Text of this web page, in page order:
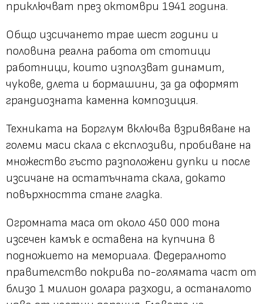
приключват през октомври 1941 година.
Общо изсичането трае шест години и
половина реална работа от стотици
работници, които използват динамит,
чукове, длета и бормашини, за да оформят
грандиозната каменна композиция.
Техниката на Борглум включва взривяване на
големи маси скала с експлозиви, пробиване на
множество гъсто разположени дупки и после
изсичане на остатъчната скала, докато
повърхността стане гладка.
Огромната маса от около 450 000 тона
изсечен камък е оставена на купчина в
подножието на мемориала. Федералното
правителство покрива по-голямата част от
близо 1 милион долара разходи, а останалото